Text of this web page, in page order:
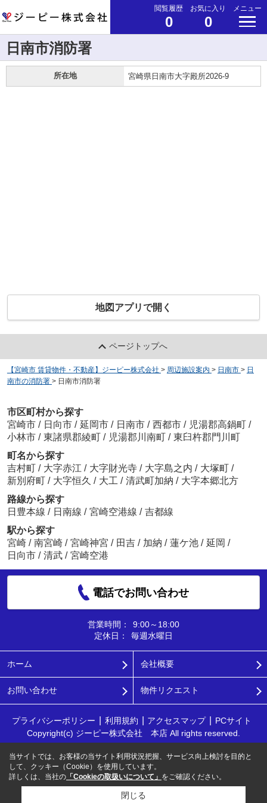
閲覧履歴
0
お気に入り
0
メニュー
日南市消防署
所在地 宮崎県日南市大字殿所2026-9
地図アプリで開く
ページトップへ
【宮崎市 賃貸物件・不動産】ジーピー株式会社 > 周辺施設案内 > 日南市 > 日
南市の消防署 > 日南市消防署
市区町村から探す
宮崎市 / 日向市 / 延岡市 / 日南市 / 西都市 / 児湯郡高鍋町 /
小林市 / 東諸県郡綾町 / 児湯郡川南町 / 東臼杵郡門川町
町名から探す
吉村町 / 大字赤江 / 大字財光寺 / 大字島之内 / 大塚町 /
新別府町 / 大字恒久 / 大工 / 清武町加納 / 大字本郷北方
路線から探す
日豊本線 / 日南線 / 宮崎空港線 / 吉都線
駅から探す
宮崎 / 南宮崎 / 宮崎神宮 / 田吉 / 加納 / 蓮ケ池 / 延岡 /
日向市 / 清武 / 宮崎空港
電話でお問い合わせ
営業時間：
9:00～18:00
定休日：
毎週水曜日
ホーム 会社概要
お問い合わせ 物件リクエスト
プライバシーポリシー 利用規約 アクセスマップ
PCサイト
Copyright(c) ジーピー株式会社 本店 All rights reserved.
当サイトでは、お客様の当サイト利用状況把握、サービス向上検討を目的と
して、クッキー（Cookie）を使用しています。
詳しくは、当社の 「Cookieの取扱いについて」 をご確認ください。
閉じる